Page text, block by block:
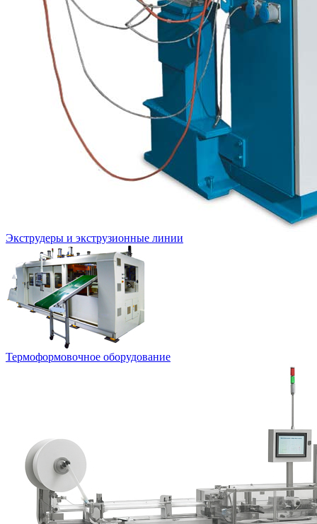
Экструдеры и экструзионные линии
Термоформовочное оборудование